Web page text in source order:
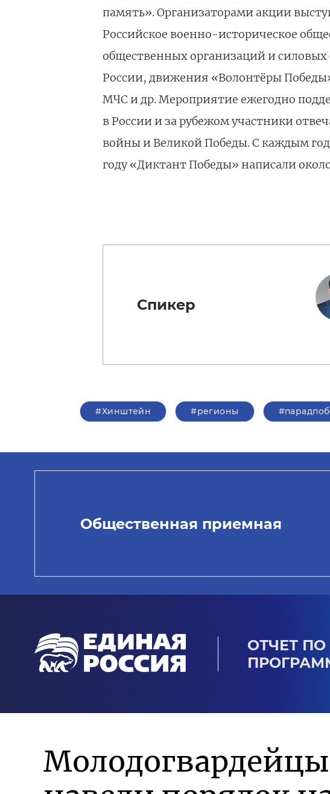
память». Организаторами акции
Российское военно-историческое
общественных организаций и силовых
России, движения «Волонтёры
МЧС и др. Мероприятие ежегодно
в России и за рубежом участники
войны и Великой Победы. С каждым
году «Диктант Победы» написали
Спикер
#Хинштейн #регионы
Общественная приемная
ОТЧЕТ